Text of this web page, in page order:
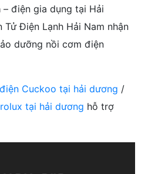
điện gia dụng tại Hải
Tử Điện Lạnh Hải Nam nhận
dưỡng nồi cơm điện
Cuckoo tại hải dương /
tại hải dương hỗ trợ